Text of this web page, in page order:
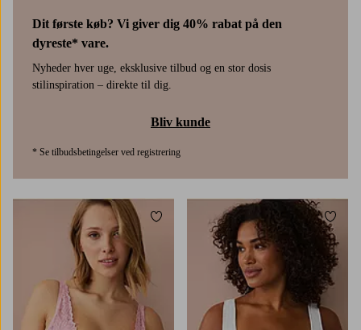
Dit første køb? Vi giver dig 40% rabat på den
dyreste* vare.
Nyheder hver uge, eksklusive tilbud og en stor dosis
stilinspiration – direkte til dig.
Bliv kunde
* Se tilbudsbetingelser ved registrering
Tilføj til favoritter